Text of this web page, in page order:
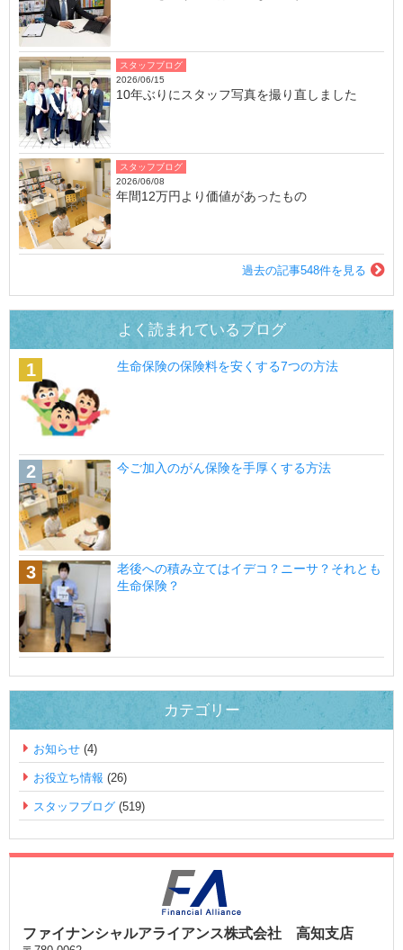
スタッフブログ
2026/06/15
10年ぶりにスタッフ写真を撮り直しました
スタッフブログ
2026/06/08
年間12万円より価値があったもの
過去の記事548件を見る
よく読まれているブログ
生命保険の保険料を安くする7つの方法
今ご加入のがん保険を手厚くする方法
老後への積み立てはイデコ？ニーサ？それとも
生命保険？
カテゴリー
お知らせ (4)
お役立ち情報 (26)
スタッフブログ (519)
ファイナンシャルアライアンス株式会社 高知支店